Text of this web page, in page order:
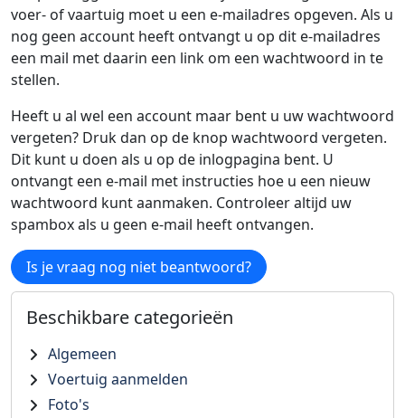
voer- of vaartuig moet u een e-mailadres opgeven. Als u
nog geen account heeft ontvangt u op dit e-mailadres
een mail met daarin een link om een wachtwoord in te
stellen.
Heeft u al wel een account maar bent u uw wachtwoord
vergeten? Druk dan op de knop wachtwoord vergeten.
Dit kunt u doen als u op de inlogpagina bent. U
ontvangt een e-mail met instructies hoe u een nieuw
wachtwoord kunt aanmaken. Controleer altijd uw
spambox als u geen e-mail heeft ontvangen.
Is je vraag nog niet beantwoord?
Beschikbare categorieën
Algemeen
Voertuig aanmelden
Foto's